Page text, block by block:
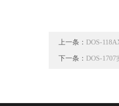
上一条： DOS-
下一条： DOS-